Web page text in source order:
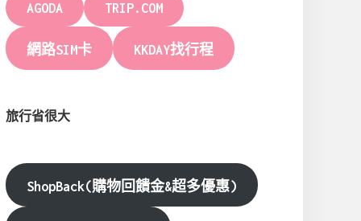
AGODA TRIP.COM
網路SIM卡 KKDAY找行程
旅行省很大
ShopBack(購物回饋金&超多優惠)